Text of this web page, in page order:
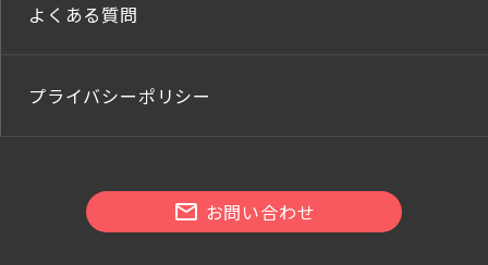
よくある質問
プライバシーポリシー
お問い合わせ